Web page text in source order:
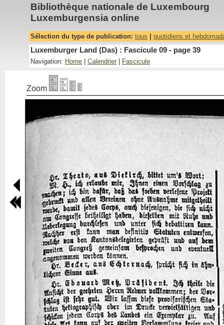
Bibliothèque nationale de Luxembourg
Luxemburgensia online
Sélection du type de publication: tous quotidiens et
Luxemburger Land (Das) : Fascicule 09 - page 39
Navigation: Home Calendrier Fascicule
Zoom